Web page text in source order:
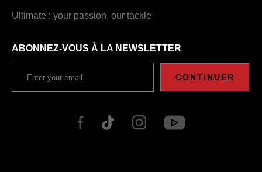
Ultimate : your passion, our tackle
ABONNEZ-VOUS À LA NEWSLETTER
CONTINUER